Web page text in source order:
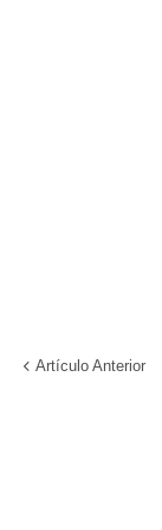
Artículo Anterior